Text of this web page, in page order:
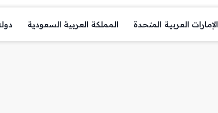
الإمارات العربية المتحدة المملكة العربية السعودية